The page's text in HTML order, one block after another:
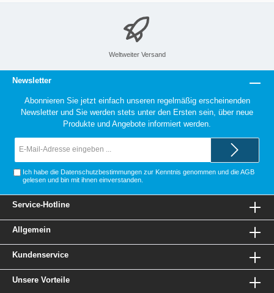
Weltweiter Versand
Newsletter
Abonnieren Sie jetzt einfach unseren regelmäßig erscheinenden
Newsletter und Sie werden stets unter den Ersten sein, über neue
Produkte und Angebote informiert werden.
Ich habe die Datenschutzbestimmungen zur Kenntnis genommen und dieAGB
gelesen und bin mit ihnen einverstanden.
Service-Hotline
Allgemein
Kundenservice
Unsere Vorteile